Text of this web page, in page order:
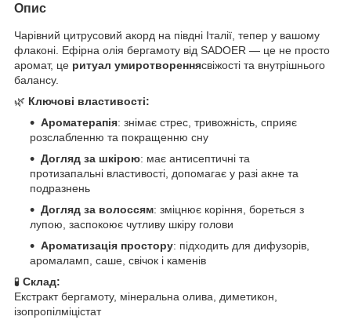
Опис
Чарівний цитрусовий акорд на півдні Італії, тепер у вашому
флаконі. Ефірна олія бергамоту від SADOER — це не просто
аромат, це ритуал умиротвореннясвіжості та внутрішнього
балансу.
🌿 Ключові властивості:
Ароматерапія: знімає стрес, тривожність, сприяє
розслабленню та покращенню сну
Догляд за шкірою: має антисептичні та
протизапальні властивості, допомагає у разі акне та
подразнень
Догляд за волоссям: зміцнює коріння, бореться з
лупою, заспокоює чутливу шкіру голови
Ароматизація простору: підходить для дифузорів,
аромаламп, саше, свічок і каменів
🧪 Склад:
Екстракт бергамоту, мінеральна олива, диметикон,
ізопропілміцістат